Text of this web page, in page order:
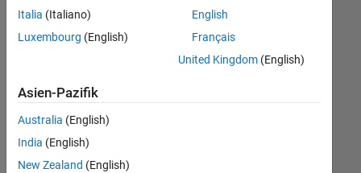
alle
Stellenangebote
anzeigen .
noch
keine
offenen
Stellen
Italia (Italiano)
Luxembourg (English)
English
Français
United Kingdom(English)
Asien-Pazifik
Australia (English)
India (English)
New Zealand (English)